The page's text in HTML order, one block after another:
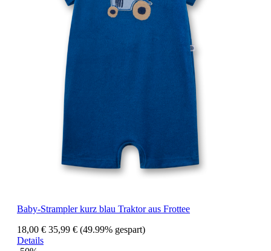
Baby-Strampler kurz blau Traktor aus Frottee
18,00 € 35,99 € (49.99% gespart)
Details